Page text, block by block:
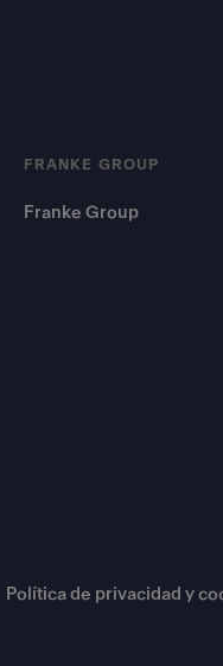
FRANKE GROUP
Franke Group
Política de privacidad y